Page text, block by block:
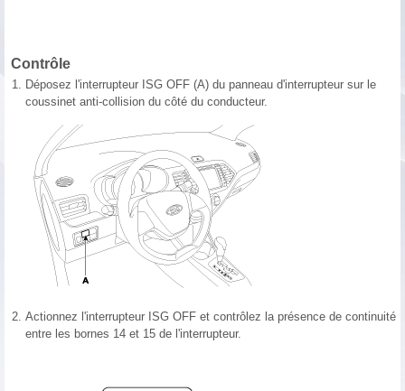
Contrôle
1. Déposez l'interrupteur ISG OFF (A) du panneau d'interrupteur sur le
coussinet anti-collision du côté du conducteur.
2. Actionnez l'interrupteur ISG OFF et contrôlez la présence de continuité
entre les bornes 14 et 15 de l'interrupteur.